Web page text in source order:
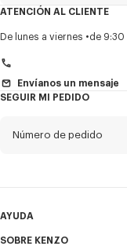
TítuloObligatorio
ATENCIÓN AL CLIENTE
De lunes a viernes de 9:30
Envíanos un mensaje
SEGUIR MI PEDIDO
Número de pedido
AYUDA
SOBRE KENZO